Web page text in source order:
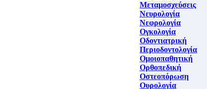
Μεταμοσχεύσεις
Νευρολογία
Νεφρολογία
Ογκολογία
Οδοντιατρική
Περιοδοντολογία
Ομοιοπαθητική
Ορθοπεδική
Οστεοπόρωση
Ουρολογία